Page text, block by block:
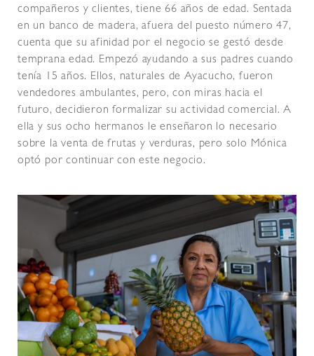
compañeros y clientes, tiene 66 años de edad. Sentada
en un banco de madera, afuera del puesto número 47,
cuenta que su afinidad por el negocio se gestó desde
temprana edad. Empezó ayudando a sus padres cuando
tenía 15 años. Ellos, naturales de Ayacucho, fueron
vendedores ambulantes, pero, con miras hacia el
futuro, decidieron formalizar su actividad comercial. A
ella y sus ocho hermanos le enseñaron lo necesario
sobre la venta de frutas y verduras, pero solo Mónica
optó por continuar con este negocio.